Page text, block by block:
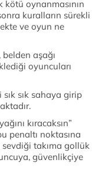
oynanmasının
kuralların sürekli
ve oyun ne
aşağı
oyuncuları
sık sahaya girip
kıracaksın”
penaltı noktasına
takıma gollük
güvenlikçiye